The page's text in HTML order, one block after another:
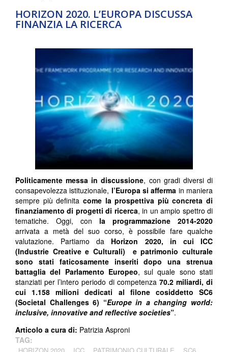
HORIZON 2020. L’EUROPA DISCUSSA
FINANZIA LA RICERCA
Politicamente messa in discussione, con gradi diversi di
consapevolezza istituzionale, l’Europa si afferma in maniera
sempre più definita come la prospettiva più concreta di
finanziamento di progetti di ricerca, in un ampio spettro di
tematiche. Oggi, con la programmazione 2014-2020
arrivata a metà del suo corso, è possibile fare qualche
valutazione. Partiamo da Horizon 2020, in cui ICC
(Industrie Creative e Culturali) e patrimonio culturale
sono stati faticosamente inseriti dopo una strenua
battaglia del Parlamento Europeo, sul quale sono stati
stanziati per l’intero periodo di competenza 70.2 miliardi, di
cui 1.158 milioni dedicati al filone cosiddetto SC6
(Societal Challenges 6) “Europe in a changing world:
inclusive, innovative and reflective societies”.
Articolo a cura di: Patrizia Asproni
TAG: